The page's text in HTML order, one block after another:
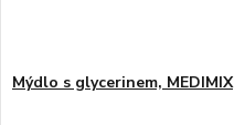
Mýdlo s glycerinem, MEDIMIX